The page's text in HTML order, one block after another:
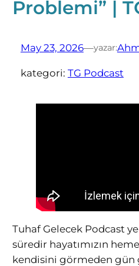
Problemi” |
May 23, 2026—yazar:
kategori: TG Podcast
Tuhaf Gelecek Podcast
süredir hayatımızın
kendisini görmeden